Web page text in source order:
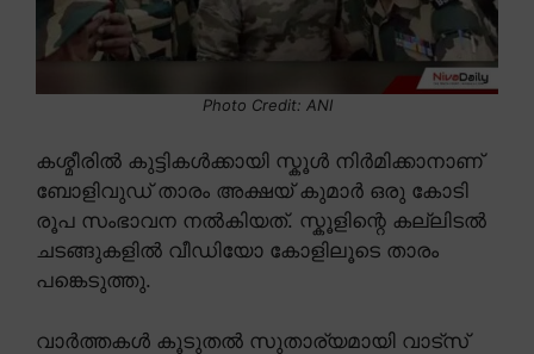
Photo Credit: ANI
കശ്മീരിൽ കുട്ടികൾക്കായി സ്കൂൾ നിർമിക്കാനാണ്
ബോളിവുഡ് താരം അക്ഷയ് കുമാർ ഒരു കോടി
രൂപ സംഭാവന നൽകിയത്. സ്കൂളിന്റെ കല്ലിടൽ
ചടങ്ങുകളിൽ വീഡിയോ കോളിലൂടെ താരം
പങ്കെടുത്തു.
വാർത്തകൾ കൂടുതൽ സുതാര്യമായി വാട്സ്